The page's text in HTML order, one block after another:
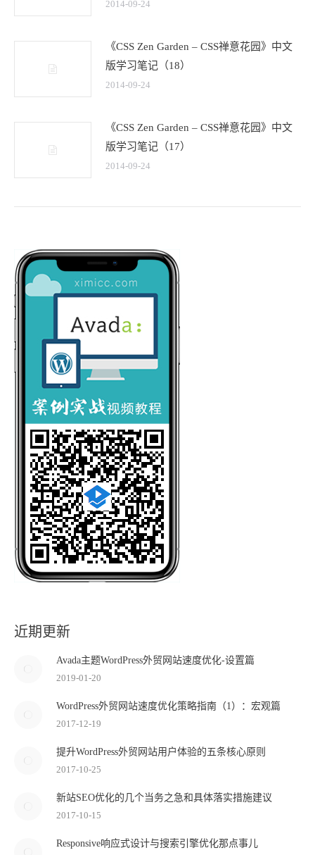
2014-09-24
《CSS Zen Garden – CSS禅意花园》中文
版学习笔记（18）
2014-09-24
《CSS Zen Garden – CSS禅意花园》中文
版学习笔记（17）
2014-09-24
近期更新
Avada主题WordPress外贸网站速度优化-设置篇
2019-01-20
WordPress外贸网站速度优化策略指南（1）：宏观篇
2017-12-19
提升WordPress外贸网站用户体验的五条核心原则
2017-10-25
新站SEO优化的几个当务之急和具体落实措施建议
2017-10-15
Responsive响应式设计与搜索引擎优化那点事儿